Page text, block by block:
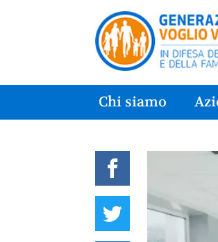
Chi siamo